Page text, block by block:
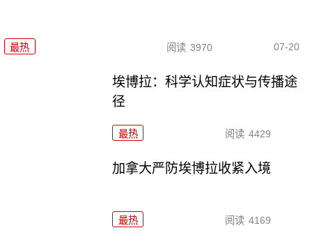
最热 阅读 3970 07-20
埃博拉：科学认知症状与传播途
径
最热 阅读 4429
加拿大严防埃博拉收紧入境
最热 阅读 4169